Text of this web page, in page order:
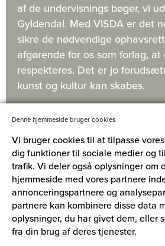
af de undervisnings bøger, vi
Gyldendal. Med VISDA er det
sikre de nødvendige
afgørende for os som forlag,
respekteres. Det er jo
kunst og kultur kan skabes.
HANNE SALOMONSEN
Direktør hos
ADRESSE
Denne hjemmeside bruger cookies
Vi bruger cookies til at tilpasse
dig funktioner til sociale medier og
trafik. Vi deler også oplysninger om
hjemmeside med vores partnere
annonceringspartnere og
partnere kan kombinere disse data
oplysninger, du har givet dem, eller
fra din brug af deres tjenester.